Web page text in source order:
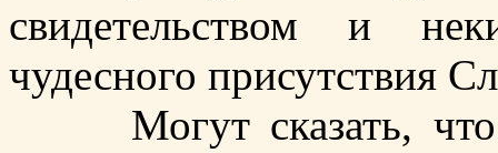
свидетельством и
чудесного присутствия
Могут сказать, что